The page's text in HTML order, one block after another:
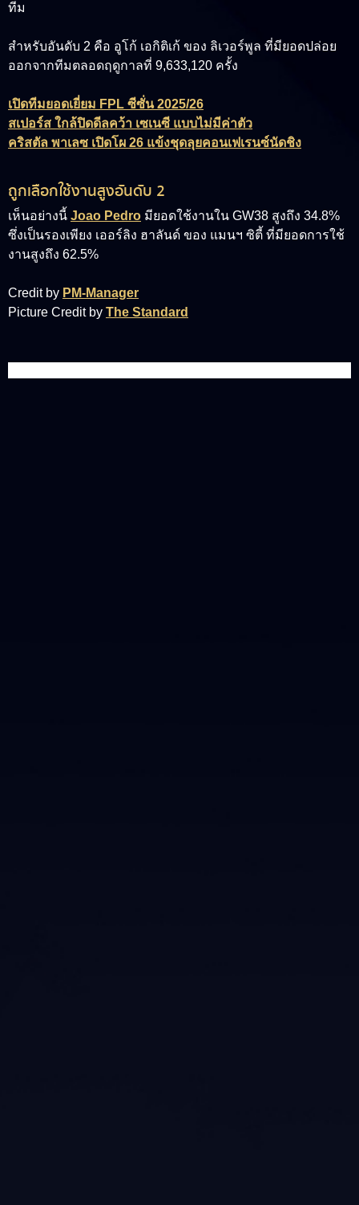
ทีม
สำหรับอันดับ 2 คือ อูโก้ เอกิติเก้ ของ ลิเวอร์พูล ที่มียอดปล่อย
ออกจากทีมตลอดฤดูกาลที่ 9,633,120 ครั้ง
เปิดทีมยอดเยี่ยม FPL ซีซั่น 2025/26
สเปอร์ส ใกล้ปิดดีลคว้า เซเนซี แบบไม่มีค่าตัว
คริสตัล พาเลซ เปิดโผ 26 แข้งชุดลุยคอนเฟเรนซ์นัดชิง
ถูกเลือกใช้งานสูงอันดับ 2
เห็นอย่างนี้ Joao Pedro มียอดใช้งานใน GW38 สูงถึง 34.8%
ซึ่งเป็นรองเพียง เออร์ลิง ฮาลันด์ ของ แมนฯ ซิตี้ ที่มียอดการใช้
งานสูงถึง 62.5%
Credit by PM-Manager
Picture Credit by The Standard